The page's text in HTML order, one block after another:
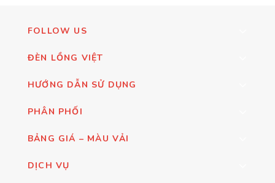
FOLLOW US
ĐÈN LỒNG VIỆT
HƯỚNG DẪN SỬ DỤNG
PHÂN PHỐI
BẢNG GIÁ – MÀU VẢI
DỊCH VỤ